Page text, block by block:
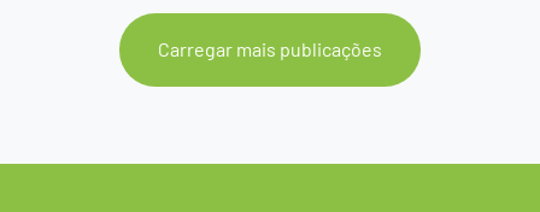
Carregar mais publicações